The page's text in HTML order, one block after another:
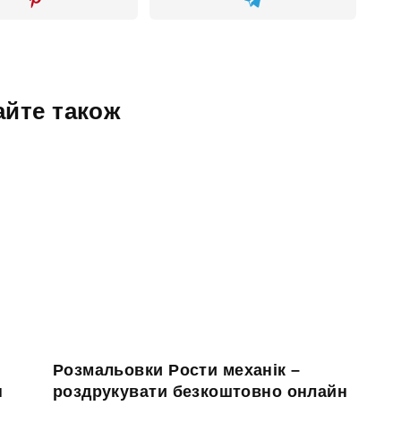
також
Розмальовки Рости механік –
роздрукувати безкоштовно онлайн